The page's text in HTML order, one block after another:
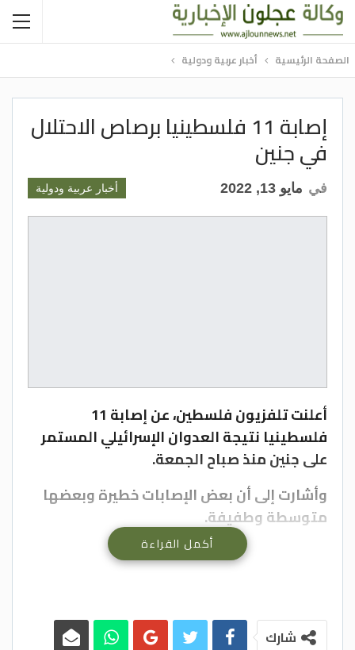
الصفحة الرئيسية أخبار عربية ودولية
إصابة 11 فلسطينيا برصاص الاحتلال
في جنين
أخبار عربية ودولية في مايو 13, 2022
أعلنت تلفزيون فلسطين، عن إصابة 11
فلسطينيا نتيجة العدوان الإسرائيلي المستمر
على جنين منذ صباح الجمعة.
وأشارت إلى أن بعض الإصابات خطيرة وبعضها
متوسطة وطفيفة.
وقالت، إن “المواجهات العنيفة مع جيش
الاحتلال الإسرائيلي مستمرة في مخيم جنين
وكالات
أكمل القراءة
شارك